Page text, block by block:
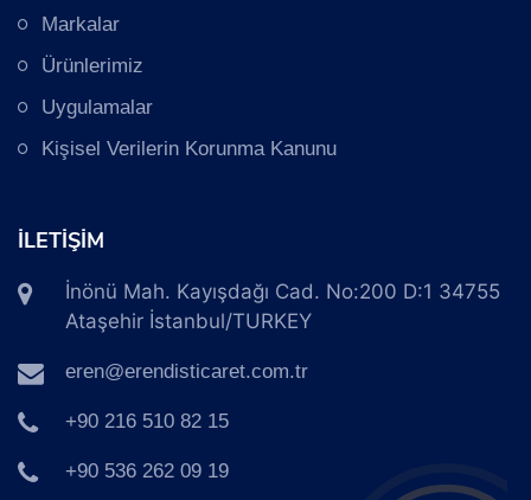
Markalar
Ürünlerimiz
Uygulamalar
Kişisel Verilerin Korunma Kanunu
İLETİŞİM
İnönü Mah. Kayışdağı Cad. No:200 D:1 34755
Ataşehir İstanbul/TURKEY
eren@erendisticaret.com.tr
+90 216 510 82 15
+90 536 262 09 19